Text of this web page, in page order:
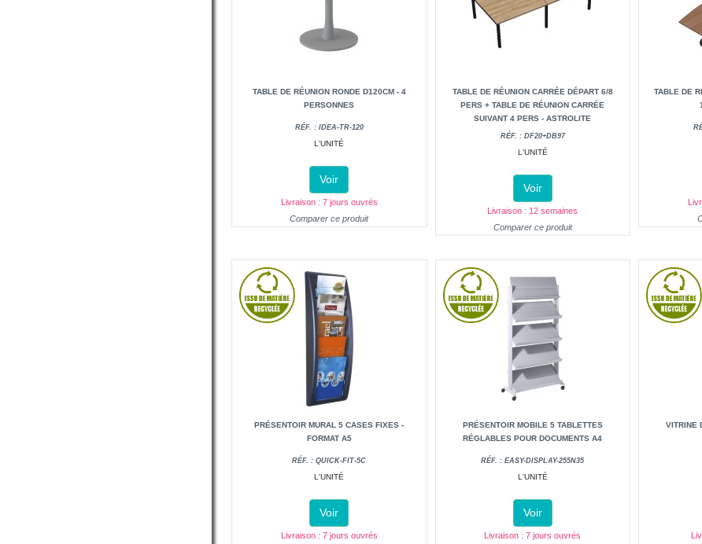
TABLE DE RÉUNION RONDE D120CM - 4
PERSONNES
RÉF. : IDEA-TR-120
L'UNITÉ
Voir
Livraison : 7 jours ouvrés
Comparer ce produit
TABLE DE RÉUNION CARRÉE DÉPART 6/8
PERS + TABLE DE RÉUNION CARRÉE
SUIVANT 4 PERS - ASTROLITE
RÉF. : DF20+DB97
L'UNITÉ
Voir
Livraison : 12 semaines
Comparer ce produit
TABLE DE
PRÉSENTOIR MURAL 5 CASES FIXES -
FORMAT A5
RÉF. : QUICK-FIT-5C
L'UNITÉ
Voir
Livraison : 7 jours ouvrés
PRÉSENTOIR MOBILE 5 TABLETTES
RÉGLABLES POUR DOCUMENTS A4
RÉF. : EASY-DISPLAY-255N35
L'UNITÉ
Voir
Livraison : 7 jours ouvrés
VITRINE